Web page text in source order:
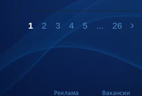
1 2 3 4 5 ... 26
Реклама Вакансии